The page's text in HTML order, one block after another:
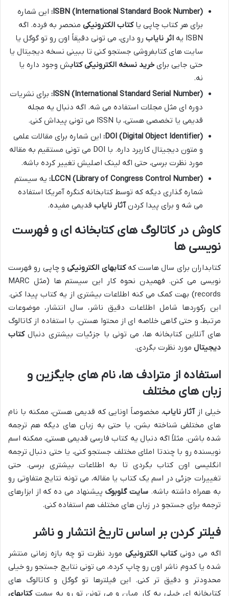
ISBN (International Standard Book Number): این شماره
برای هر کتاب چاپی یاکتاب الکترونیکی منحصر به فرده. اگه
ISBN یه
اثر نایاب رو داری، می تونی دقیقاً اون رو تو گوگل یا
سایت های کتابفروشی جستجو کنی تا ببینی نسخه دیجیتال یا
حتی جایی برای خرید نسخه الکترونیکی کتابش وجود داره یا
نه.
ISSN (International Standard Serial Number): برای نشریات
دوره ای مثل مجلات استفاده می شه. اگه دنبال یه مجله
قدیمی یا تخصصی هستی، با ISSN می تونی پیداش کنی.
DOI (Digital Object Identifier): این شماره برای مقالات علمی
و متون دیجیتال کاربرد داره. با DOI می تونی مستقیم به مقاله
مورد نظرت برسی، حتی اگه لینک اصلیش تغییر کرده باشه.
LCCN (Library of Congress Control Number): یه سیستم
شماره گذاری دیگه که توسط کتابخانه کنگره آمریکا استفاده
می شه و برای پیدا کردنآثار نایاب قدیمی مفیده.
کاوش در کاتالوگ های کتابخانه ای و فهرست
نویسی ها
کتابداران برای سال هاست کهکتابهای الکترونیکیو چاپی رو فهرست
نویسی می کنن. فهمیدن نحوه کار این سیستم ها (مثل MARC
records) بهت کمک می کنه اطلاعات بیشتری از یه کتاب پیدا کنی.
این رکوردها شامل اطلاعات دقیق ناشر، سال انتشار، موضوعات
مرتبط، و حتی گاهی خلاصه ای از محتوا هستن. با استفاده از کاتالوگ
های آنلاین کتابخانه ها، می تونی با جزئیات بیشتری دنبالکتاب
دیجیتال مورد نظرت بگردی.
استفاده از مترادف ها، نام های جایگزین و
زبان های مختلف
خیلی ازآثار نایاب، مخصوصاً اونایی که قدیمی هستن، ممکنه با نام
های مختلفی شناخته بشن، یا حتی به زبان های دیگه هم ترجمه
شده باشن. مثلاً اگه دنبال یه کتاب فارسی قدیمی هستی، ممکنه اسم
نویسنده رو با چندتا املای مختلف جستجو کنی، یا حتی دنبال ترجمه
انگلیسی اون کتاب بگردی تا به اطلاعات بیشتری برسی. حتی
تغییرات جزئی در اسم یک کتاب یا مقاله، می تونه نتایج متفاوتی رو
به همراه داشته باشه. سایت گلوبوک پیشنهاد می ده که از ابزارهای
ترجمه برای جستجو در زبان های مختلف هم استفاده کنی.
فیلتر کردن بر اساس تاریخ انتشار و ناشر
اگه می دونیکتاب الکترونیکی مورد نظرت تو چه بازه زمانی منتشر
شده یا کدوم ناشر اون رو چاپ کرده، می تونی نتایج جستجو رو خیلی
محدودتر و دقیق تر کنی. این فیلترها تو گوگل و کاتالوگ های
کتابخانه ای خیلی به کار میان و می تونن تو رو به سمتکتابهای